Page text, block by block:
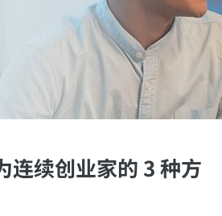
连续创业家的 3 种方